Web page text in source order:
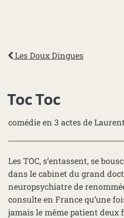
Les Doux Dingues
Toc Toc
comédie en 3 actes de
Les TOC, s’entassent, se
dans le cabinet du grand
neuropsychiatre de
consulte en France qu’une
jamais le même patient deux